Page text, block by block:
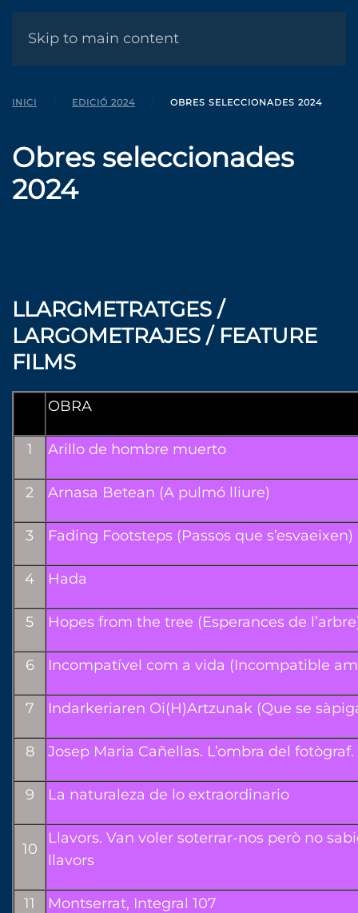
Skip to main content
INICI EDICIÓ 2024 OBRES SELECCIONADES 2024
Obres seleccionades
2024
LLARGMETRATGES /
LARGOMETRAJES / FEATURE
FILMS
OBRA
1 Arillo de hombre muerto
2 Arnasa Betean (A pulmó lliure)
3 Fading Footsteps (Passos que s’esvaeixen)
4 Hada
5 Hopes from the tree (Esperances de
6 Incompatível com a vida (Incompatible
7 Indarkeriaren Oi(H)Artzunak (Que se
8 Josep Maria Cañellas. L’ombra del fotògraf.
9 La naturaleza de lo extraordinario
10
Llavors. Van voler soterrar-nos però no
llavors
11 Montserrat, Integral 107